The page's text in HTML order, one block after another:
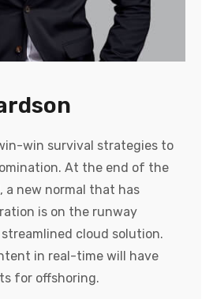
win survival strategies to
At the end of the
a new normal that has
is on the runway
cloud solution.
in real-time will have
for offshoring.